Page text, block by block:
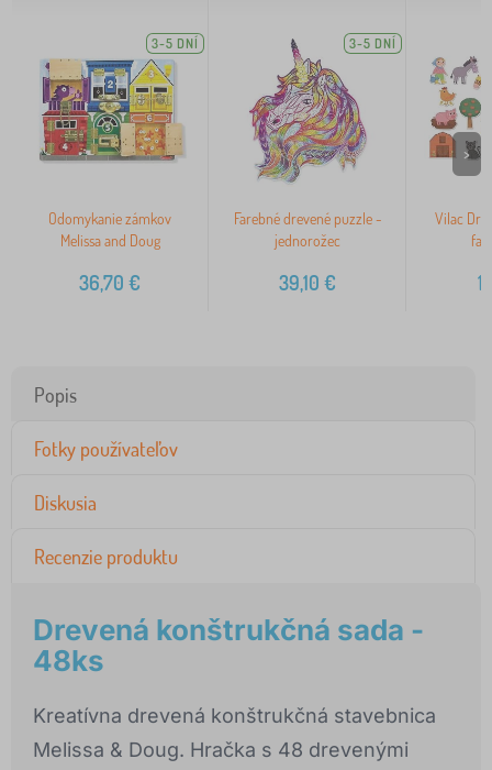
3-5 DNÍ
Odomykanie zámkov
Melissa and Doug
36,70 €
3-5 DNÍ
Farebné drevené puzzle -
jednorožec
39,10 €
Vilac
>
Popis
Fotky používateľov
Diskusia
Recenzie produktu
Drevená konštrukčná sada -
48ks
Kreatívna drevená konštrukčná stavebnica
Melissa & Doug. Hračka s 48 drevenými